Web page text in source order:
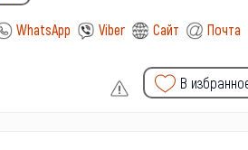
WhatsApp Viber Сайт Почта
В